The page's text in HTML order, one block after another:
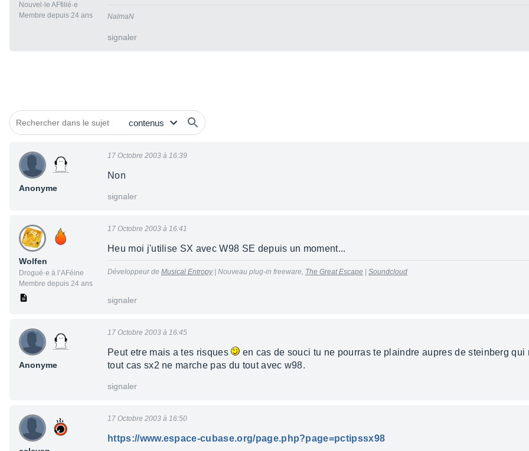
Nouvel·le AFfilié·e
Membre depuis 24 ans
NalmaN
signaler
Anonyme
17 Octobre 2003 à 16:39
Non
signaler
Wolfen
Drogué·e à l’AFéine
Membre depuis 24 ans
17 Octobre 2003 à 16:41
Heu moi j'utilise SX avec W98 SE depuis un moment...
Développeur de Musical Entropy| Nouveau plug-in freeware, The Great Escape Soundcloud
signaler
Anonyme
17 Octobre 2003 à 16:45
Peut etre mais a tes risques
en cas de souci tu ne pourras te plaindre aupres de steinberg
tout cas sx2 ne marche pas du tout avec w98.
signaler
17 Octobre 2003 à 16:50
https://www.espace-cubase.org/page.php?page=pctipssx98